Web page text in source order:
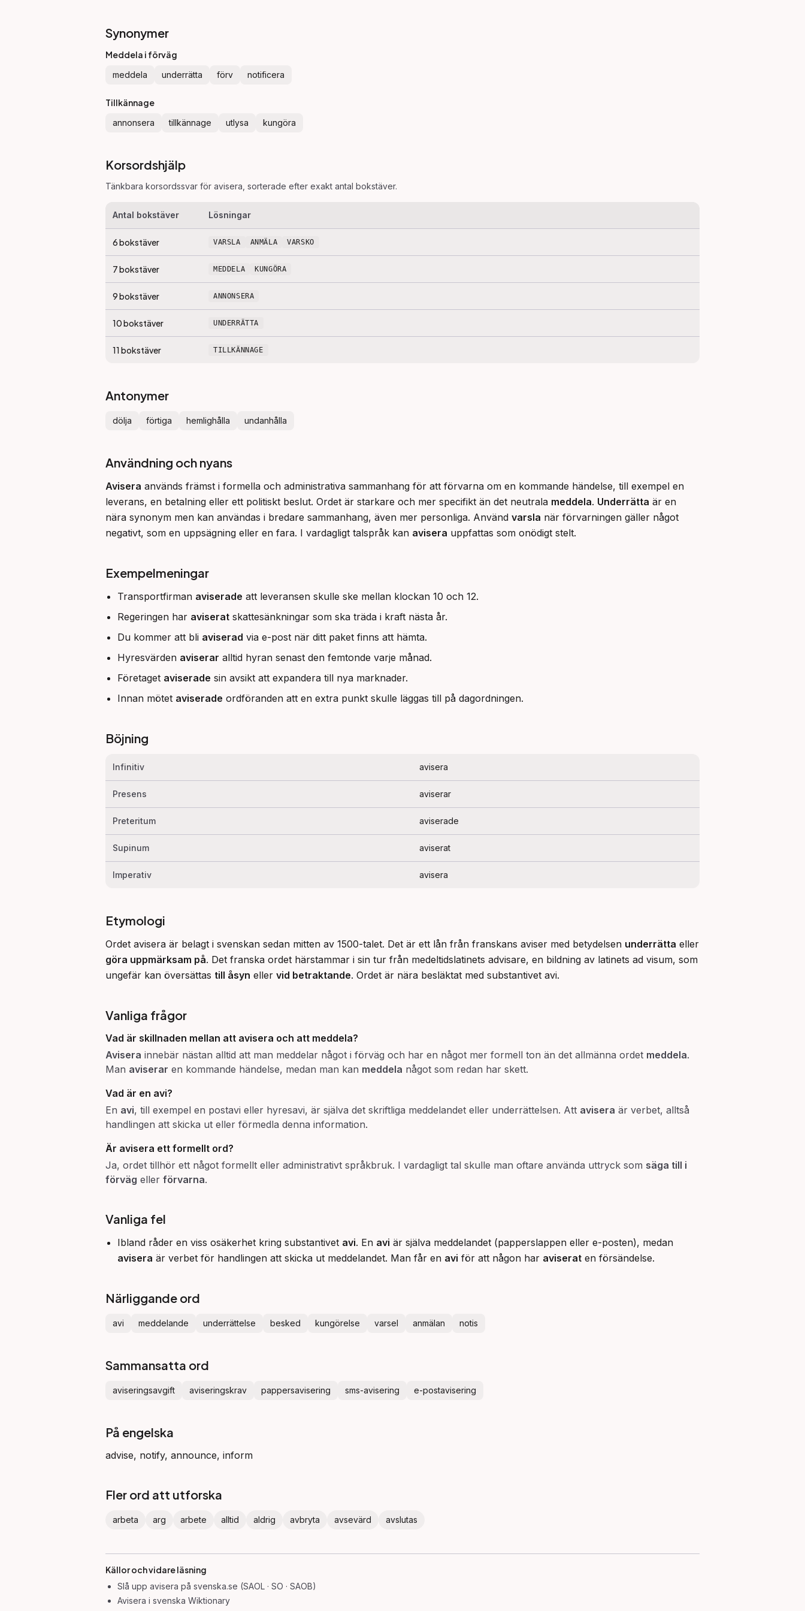
Synonymer
Meddela i förväg
meddela underrätta förv notificera
Tillkännage
annonsera tillkännage utlysa kungöra
Korsordshjälp
Tänkbara korsordssvar för avisera , sorterade efter exakt antal bokstäver.
Antal bokstäver Lösningar
6bokstäver VARSLA ANMÄLA VARSKO
7bokstäver MEDDELA KUNGÖRA
9bokstäver ANNONSERA
10bokstäver UNDERRÄTTA
11 bokstäver TILLKÄNNAGE
Antonymer
dölja förtiga hemlighålla undanhålla
Användning och nyans
Avisera används främst i formella och administrativa sammanhang för att förvarna om en kommande händelse, till exempel en
leverans, en betalning eller ett politiskt beslut. Ordet är starkare och mer specifikt än det neutrala meddela. Underrätta är en
nära synonym men kan användas i bredare sammanhang, även mer personliga. Använd varsla när förvarningen gäller något
negativt, som en uppsägning eller en fara. I vardagligt talspråk kan avisera uppfattas som onödigt stelt.
Exempelmeningar
Transportfirman aviserade att leveransen skulle ske mellan klockan 10 och 12.
Regeringen har aviserat skattesänkningar som ska träda i kraft nästa år.
Du kommer att bli aviserad via e-post när ditt paket finns att hämta.
Hyresvärden aviserar alltid hyran senast den femtonde varje månad.
Företaget aviserade sin avsikt att expandera till nya marknader.
Innan mötet aviserade ordföranden att en extra punkt skulle läggas till på dagordningen.
Böjning
Infinitiv avisera
Presens aviserar
Preteritum aviserade
Supinum aviserat
Imperativ avisera
Etymologi
Ordet avisera är belagt i svenskan sedan mitten av 1500-talet. Det är ett lån från franskans aviser med betydelsen underrätta
göra uppmärksam på. Det franska ordet härstammar i sin tur från medeltidslatinets advisare, en bildning av latinets ad visum, som
ungefär kan översättas till åsyn eller vid betraktande. Ordet är nära besläktat med substantivet avi.
Vanliga frågor
Vad är skillnaden mellan att avisera och att meddela?
Avisera innebär nästan alltid att man meddelar något i förväg och har en något mer formell ton än det allmänna ordet meddela.
Man aviserar en kommande händelse, medan man kan meddela något som redan har skett.
Vad är en avi?
En avi, till exempel en postavi eller hyresavi, är själva det skriftliga meddelandet eller underrättelsen. Att avisera är verbet, alltså
handlingen att skicka ut eller förmedla denna information.
Är avisera ett formellt ord?
Ja, ordet tillhör ett något formellt eller administrativt språkbruk. I vardagligt tal skulle man oftare använda uttryck som säga till i
förväg eller förvarna.
Vanliga fel
Ibland råder en viss osäkerhet kring substantivet avi. En avi är själva meddelandet (papperslappen eller e-posten), medan
avisera är verbet för handlingen att skicka ut meddelandet. Man får en avi för att någon har aviserat en försändelse.
Närliggande ord
avi meddelande underrättelse besked kungörelse varsel anmälan notis
Sammansatta ord
aviseringsavgift aviseringskrav pappersavisering sms-avisering e-postavisering
På engelska
advise, notify, announce, inform
Fler ord att utforska
arbeta arg arbete alltid aldrig avbryta avsevärd avslutas
Källor och vidare läsning
Slå upp avisera på svenska.se (SAOL · SO · SAOB)
Avisera i svenska Wiktionary